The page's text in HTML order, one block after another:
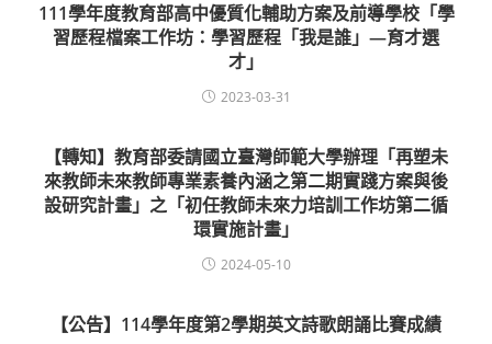
111學年度教育部高中優質化輔助方案及前導學校「學
習歷程檔案工作坊：學習歷程「我是誰」—育才選
才」
2023-03-31
【轉知】教育部委請國立臺灣師範大學辦理「再塑未
來教師未來教師專業素養內涵之第二期實踐方案與後
設研究計畫」之「初任教師未來力培訓工作坊第二循
環實施計畫」
2024-05-10
【公告】114學年度第2學期英文詩歌朗誦比賽成績